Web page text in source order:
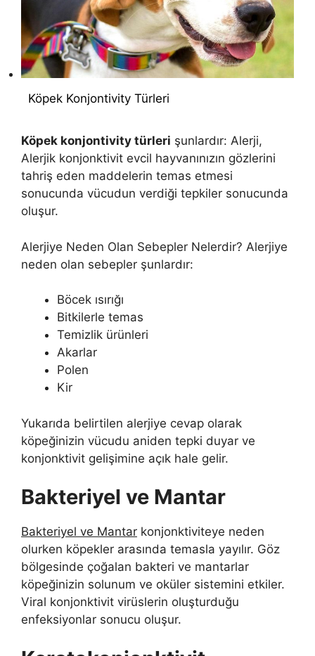
Köpek Konjontivity Türleri
Köpek konjontivity türleri şunlardır: Alerji,
Alerjik konjonktivit evcil hayvanınızın gözlerini
tahriş eden maddelerin temas etmesi
sonucunda vücudun verdiği tepkiler sonucunda
oluşur.
Alerjiye Neden Olan Sebepler Nelerdir? Alerjiye
neden olan sebepler şunlardır:
Böcek ısırığı
Bitkilerle temas
Temizlik ürünleri
Akarlar
Polen
Kir
Yukarıda belirtilen alerjiye cevap olarak
köpeğinizin vücudu aniden tepki duyar ve
konjonktivit gelişimine açık hale gelir.
Bakteriyel ve Mantar
Bakteriyel ve Mantar konjonktiviteye neden
olurken köpekler arasında temasla yayılır. Göz
bölgesinde çoğalan bakteri ve mantarlar
köpeğinizin solunum ve oküler sistemini etkiler.
Viral konjonktivit virüslerin oluşturduğu
enfeksiyonlar sonucu oluşur.